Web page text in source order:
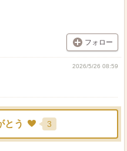
フォロー
2026/5/26 08:59
とう 3